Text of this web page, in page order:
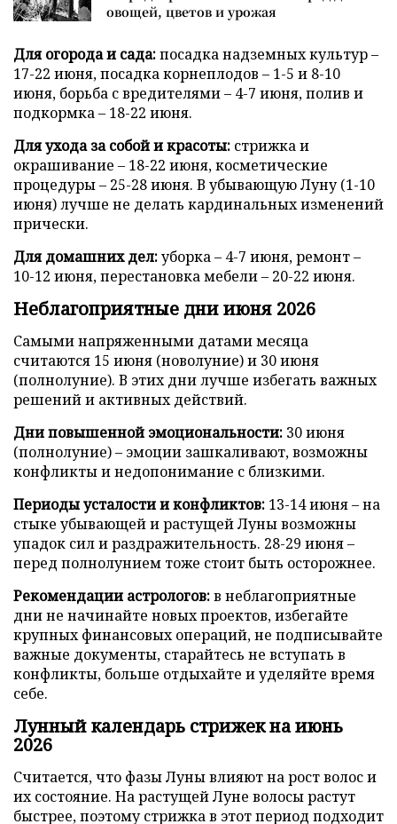
овощей, цветов и урожая
Для огорода и сада:посадка надземных культур –
17-22 июня, посадка корнеплодов – 1-5 и 8-10
июня, борьба с вредителями – 4-7 июня, полив и
подкормка – 18-22 июня.
Для ухода за собой и красоты: стрижка и
окрашивание – 18-22 июня, косметические
процедуры – 25-28 июня. В убывающую Луну (1-10
июня) лучше не делать кардинальных изменений
прически.
Для домашних дел:уборка – 4-7 июня, ремонт –
10-12 июня, перестановка мебели – 20-22 июня.
Неблагоприятные дни июня 2026
Самыми напряженными датами месяца
считаются 15 июня (новолуние) и 30 июня
(полнолуние). В этих дни лучше избегать важных
решений и активных действий.
Дни повышенной эмоциональности: 30 июня
(полнолуние) – эмоции зашкаливают, возможны
конфликты и недопонимание с близкими.
Периоды усталости и конфликтов: 13-14 июня – на
стыке убывающей и растущей Луны возможны
упадок сил и раздражительность. 28-29 июня –
перед полнолунием тоже стоит быть осторожнее.
Рекомендации астрологов:в неблагоприятные
дни не начинайте новых проектов, избегайте
крупных финансовых операций, не подписывайте
важные документы, старайтесь не вступать в
конфликты, больше отдыхайте и уделяйте время
себе.
Лунный календарь стрижек на июнь
2026
Считается, что фазы Луны влияют на рост волос и
их состояние. На растущей Луне волосы растут
быстрее, поэтому стрижка в этот период подходит